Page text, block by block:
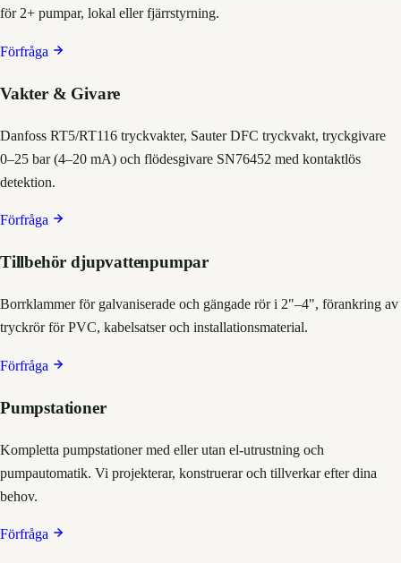
för 2+ pumpar, lokal eller fjärrstyrning.
Förfråga
Vakter & Givare
Danfoss RT5/RT116 tryckvakter, Sauter DFC tryckvakt, tryckgivare
0–25 bar (4–20 mA) och flödesgivare SN76452 med kontaktlös
detektion.
Förfråga
Tillbehör djupvattenpumpar
Borrklammer för galvaniserade och gängade rör i 2"–4", förankring av
tryckrör för PVC, kabelsatser och installationsmaterial.
Förfråga
Pumpstationer
Kompletta pumpstationer med eller utan el-utrustning och
pumpautomatik. Vi projekterar, konstruerar och tillverkar efter dina
behov.
Förfråga